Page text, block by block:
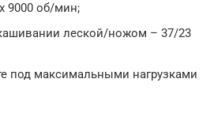
9000 об/мин;
леской/ножом – 37/23
под максимальными нагрузками